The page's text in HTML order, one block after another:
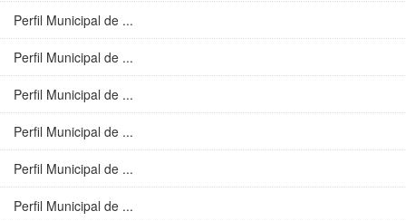
Perfil Municipal de ...
Perfil Municipal de ...
Perfil Municipal de ...
Perfil Municipal de ...
Perfil Municipal de ...
Perfil Municipal de ...